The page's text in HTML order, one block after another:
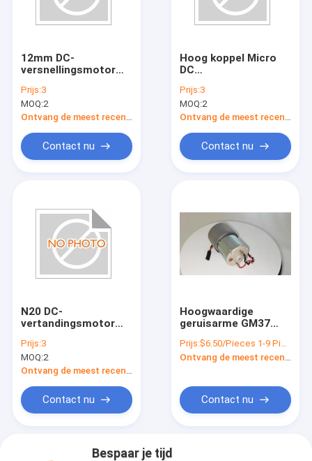
12mm DC-
versnellingsmotor
koppel≤0.2Nm
Snelheid 10-2000
RPM Perfect voor
toepassingen
Prijs:3
MOQ:2
Contact nu
Hoog koppel Micro
DC
0,1-4 Kg.cm.
Prijs:3
MOQ:2
Contact nu
N20 DC-
vertandingsmotor
met hoog koppel
Blokkeerkracht≤0,4
Nm Koppel 0,1-4
prestaties
Prijs:3
MOQ:2
Ontvang de meest recente Prijs
Contact nu
Hoogwaardige
geruisarme GM37
versnellingsmotor
met excentrieke
Prijs:$6.50/Pieces 1-9 Pieces
Contact nu
Bespaar je tijd